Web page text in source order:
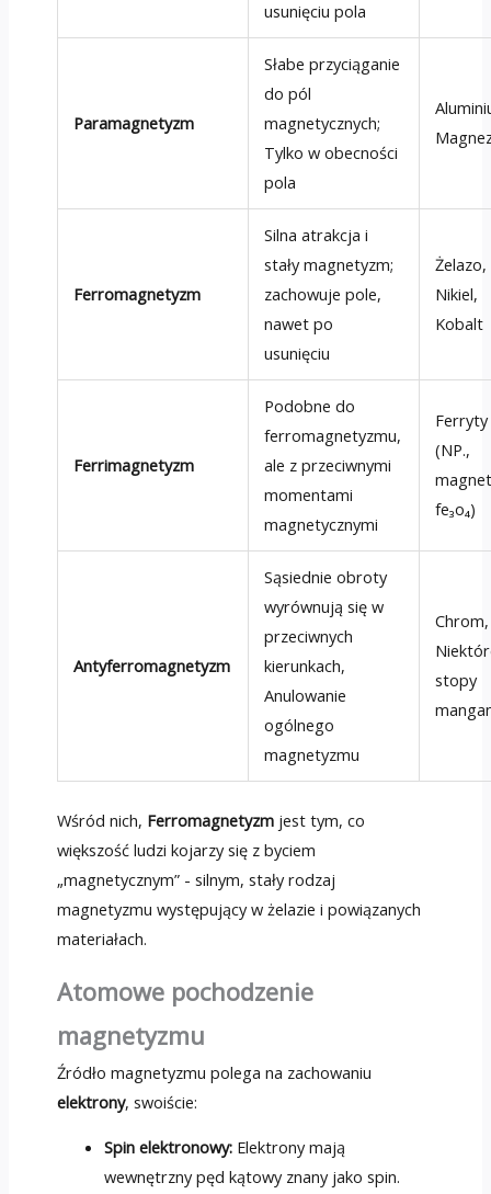
usunięciu pola
Paramagnetyzm
Słabe przyciąganie
do pól
magnetycznych;
Tylko w obecności
pola
Ferromagnetyzm
Silna atrakcja i
stały magnetyzm;
zachowuje pole,
nawet po
usunięciu
Żelazo,
Nikiel,
Kobalt
Ferrimagnetyzm
Podobne do
ferromagnetyzmu,
ale z przeciwnymi
momentami
magnetycznymi
Ferryty
(NP.,
fe₃o₄)
Antyferromagnetyzm
Sąsiednie obroty
wyrównują się w
przeciwnych
kierunkach,
Anulowanie
ogólnego
magnetyzmu
Chrom,
stopy
Wśród nich, Ferromagnetyzmjest tym, co
większość ludzi kojarzy się z byciem
„magnetycznym” - silnym, stały rodzaj
magnetyzmu występujący w żelazie i powiązanych
materiałach.
Atomowe pochodzenie
magnetyzmu
Źródło magnetyzmu polega na zachowaniu
elektrony, swoiście:
Spin elektronowy: Elektrony mają
wewnętrzny pęd kątowy znany jako spin.